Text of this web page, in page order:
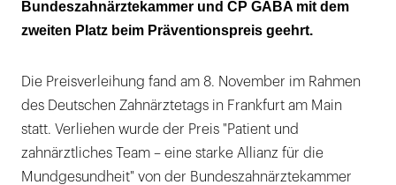
Bundeszahnärztekammer und CP GABA mit dem
zweiten Platz beim Präventionspreis geehrt.
Die Preisverleihung fand am 8. November im Rahmen
des Deutschen Zahnärztetags in Frankfurt am Main
statt. Verliehen wurde der Preis "Patient und
zahnärztliches Team – eine starke Allianz für die
Mundgesundheit" von der Bundeszahnärztekammer